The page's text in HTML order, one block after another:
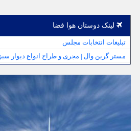
لینک دوستان هوا فضا
تبلیغات انتخابات مجلس
مستر گرین وال | مجری و طراح انواع دیوار سبز